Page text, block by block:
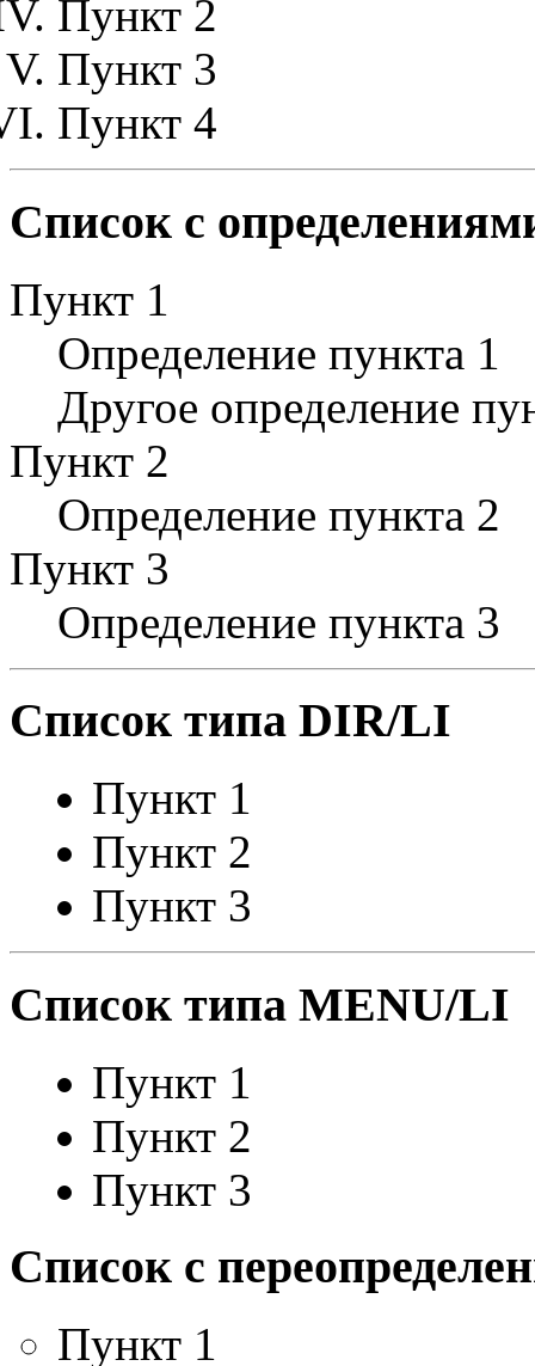
Пункт 2
Пункт 3
Пункт 4
Список с
Пункт 1
Определение пункта 1
Другое определение
Пункт 2
Определение пункта 2
Пункт 3
Определение пункта 3
Список типа DIR/LI
Пункт 1
Пункт 2
Пункт 3
Список типа MENU/LI
Пункт 1
Пункт 2
Пункт 3
Список с
Пункт 1